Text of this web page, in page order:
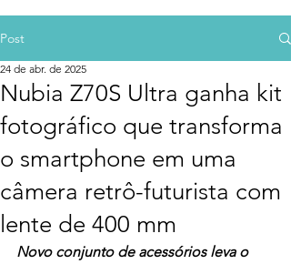
Post
Nubia Z70S Ultra ganha kit
fotográfico que transforma
o smartphone em uma
câmera retrô-futurista com
lente de 400 mm
24 de abr. de 2025
Novo conjunto de acessórios leva o